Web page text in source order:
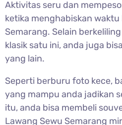
Aktivitas seru dan
ketika menghabiskan waktu
Semarang. Selain
klasik satu ini, anda juga
yang lain.
Seperti berburu foto kece,
yang mampu anda jadikan
itu, anda bisa membeli
Lawang Sewu Semarang